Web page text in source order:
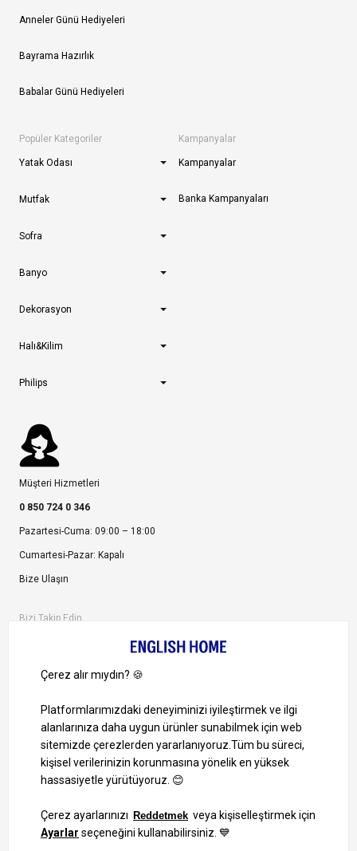
Anneler Günü Hediyeleri
Bayrama Hazırlık
Babalar Günü Hediyeleri
Popüler Kategoriler
Yatak Odası
Mutfak
Sofra
Banyo
Dekorasyon
Halı&Kilim
Philips
Kampanyalar
Kampanyalar
Banka Kampanyaları
Müşteri Hizmetleri
0 850 724 0 346
Pazartesi-Cuma: 09:00 – 18:00
Cumartesi-Pazar: Kapalı
Bize Ulaşın
Bizi Takip Edin
1000 TL ve Üzeri Alışverişlerinizde Kargo Bedava!
Bilgi Toplum Hizmetleri